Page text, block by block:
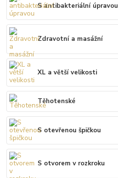
S antibakteriální úpravou
Zdravotní a masážní
XL a větší velikosti
Těhotenské
S otevřenou špičkou
S otvorem v rozkroku